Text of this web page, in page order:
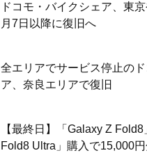
ドコモ・バイクシェア、東
月7日以降に復旧へ
全エリアでサービス停止の
ア、奈良エリアで復旧
【最終日】「Galaxy Z
Fold8 Ultra」購入で15,000